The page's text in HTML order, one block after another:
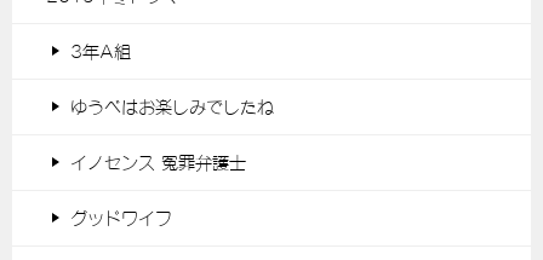
3年A組
ゆうべはお楽しみでしたね
イノセンス 冤罪弁護士
グッドワイフ